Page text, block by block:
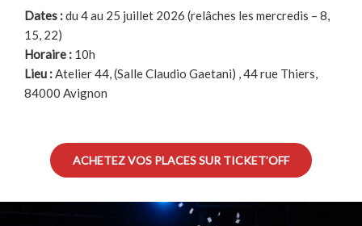
Dates :du 4 au 25 juillet 2026 (relâches les mercredis – 8,
15, 22)
Horaire : 10h
Lieu :Atelier 44, (Salle Claudio Gaetani) , 44 rue Thiers,
84000 Avignon
ACHETEZ VOS PLACES SUR TICKET’OFF